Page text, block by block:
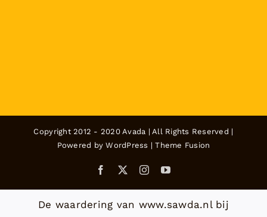
Copyright 2012 - 2020 Avada | All Rights Reserved |
Powered byWordPress |Theme Fusion
Facebook InstagramYouTube
De waardering van www.sawda.nl bij